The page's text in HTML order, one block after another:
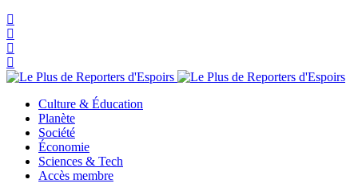
Culture & Éducation
Planète
Société
Économie
Sciences & Tech
Accès membre